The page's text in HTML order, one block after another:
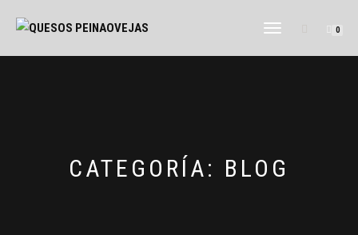
CAMBIAR
NAVEGACIÓN
0
CATEGORÍA: BLOG